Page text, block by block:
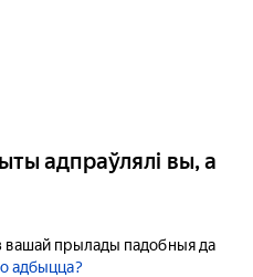
адпраўлялі вы, а
вашай прылады падобныя да
адбыцца?